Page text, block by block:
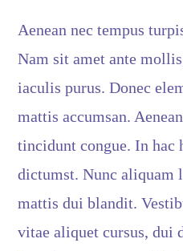
Aenean nec tempus
Nam sit amet ante
iaculis purus. Donec
mattis accumsan.
tincidunt congue. In hac
dictumst. Nunc aliquam
mattis dui blandit.
vitae aliquet cursus, dui